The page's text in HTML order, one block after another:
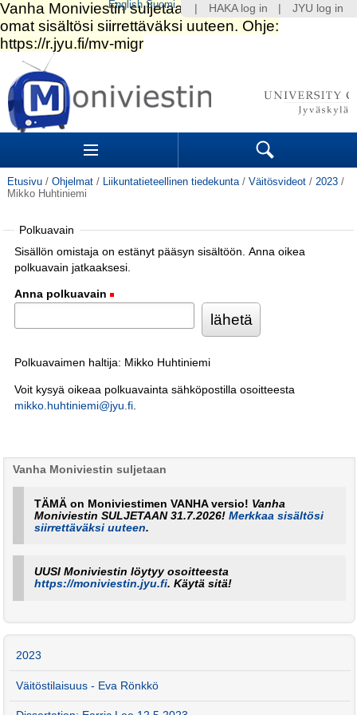
Siirry
sisältöön.
|
Siirry
navigointiin
Sections Search
Etusivu / Ohjelmat / Liikuntatieteellinen tiedekunta / Väitösvideot / 2023 /
Mikko Huhtiniemi
Polkuavain
Sisällön omistaja on estänyt pääsyn sisältöön. Anna oikea
polkuavain jatkaaksesi.
Anna polkuavain
Polkuavaimen haltija: Mikko Huhtiniemi
Voit kysyä oikeaa polkuavainta sähköpostilla osoitteesta
mikko.huhtiniemi@jyu.fi.
Vanha Moniviestin suljetaan
TÄMÄ on Moniviestimen VANHA versio! Vanha
Moniviestin SULJETAAN 31.7.2026!Merkkaa sisältösi
siirrettäväksi uuteen.
UUSI Moniviestin löytyy osoitteesta
https://moniviestin.jyu.fi. Käytä sitä!
2023
Väitöstilaisuus - Eva Rönkkö
HAKA log in JYU log in
English Suomi